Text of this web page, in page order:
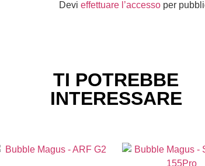
Devi effettuare l’accessoper
TI POTREBBE
INTERESSARE